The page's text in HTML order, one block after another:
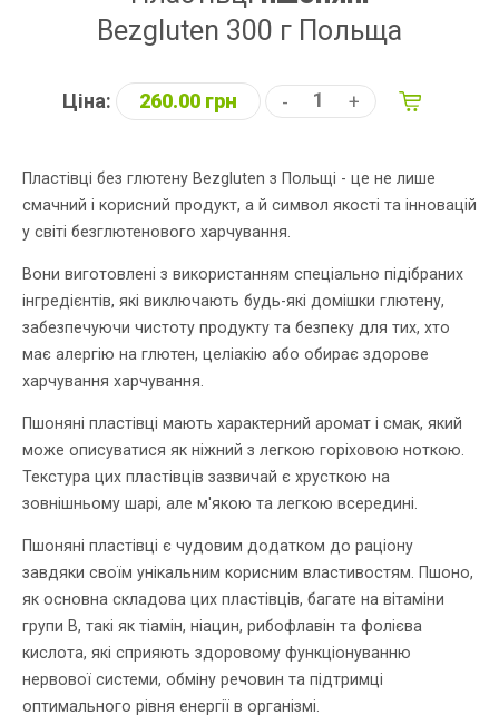
Bezgluten 300 г Польща
Ціна: 260.00 грн - +
Пластівці без глютену Bezgluten з Польщі - це не лише
смачний і корисний продукт, а й символ якості та інновацій
у світі безглютенового харчування.
Вони виготовлені з використанням спеціально підібраних
інгредієнтів, які виключають будь-які домішки глютену,
забезпечуючи чистоту продукту та безпеку для тих, хто
має алергію на глютен, целіакію або обирає здорове
харчування харчування.
Пшоняні пластівці мають характерний аромат і смак, який
може описуватися як ніжний з легкою горіховою ноткою.
Текстура цих пластівців зазвичай є хрусткою на
зовнішньому шарі, але м'якою та легкою всередині.
Пшоняні пластівці є чудовим додатком до раціону
завдяки своїм унікальним корисним властивостям. Пшоно,
як основна складова цих пластівців, багате на вітаміни
групи В, такі як тіамін, ніацин, рибофлавін та фолієва
кислота, які сприяють здоровому функціонуванню
нервової системи, обміну речовин та підтримці
оптимального рівня енергії в організмі.